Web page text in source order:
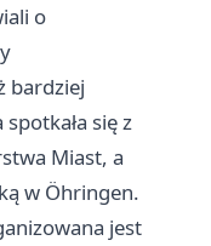
o
bardziej
się z
Miast, a
w Öhringen.
jest